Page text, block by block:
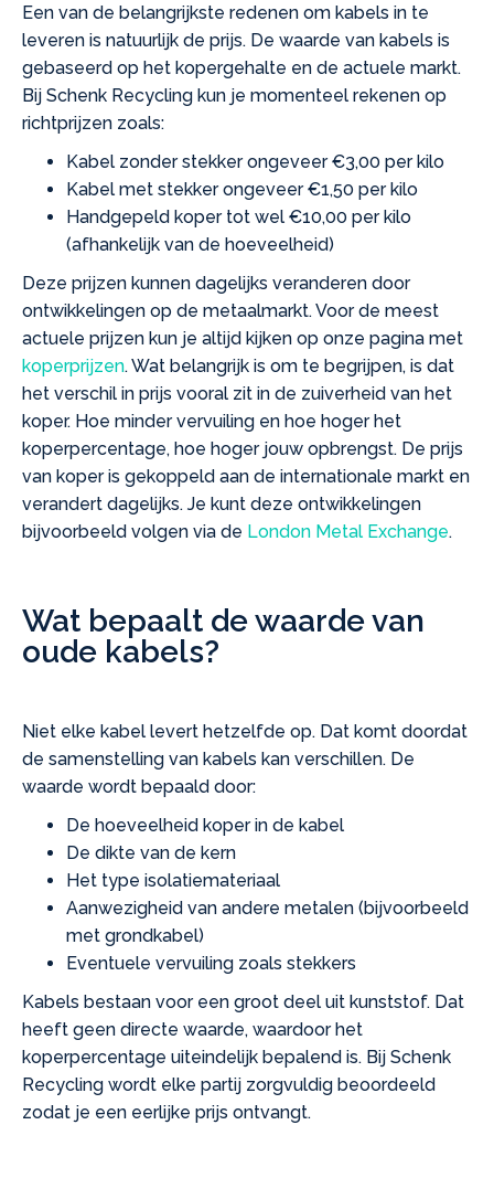
Een van de belangrijkste redenen om kabels in te
leveren is natuurlijk de prijs. De waarde van kabels is
gebaseerd op het kopergehalte en de actuele markt.
Bij Schenk Recycling kun je momenteel rekenen op
richtprijzen zoals:
Kabel zonder stekker ongeveer €3,00 per kilo
Kabel met stekker ongeveer €1,50 per kilo
Handgepeld koper tot wel €10,00 per kilo
(afhankelijk van de hoeveelheid)
Deze prijzen kunnen dagelijks veranderen door
ontwikkelingen op de metaalmarkt. Voor de meest
actuele prijzen kun je altijd kijken op onze pagina met
koperprijzen. Wat belangrijk is om te begrijpen, is dat
het verschil in prijs vooral zit in de zuiverheid van het
koper. Hoe minder vervuiling en hoe hoger het
koperpercentage, hoe hoger jouw opbrengst. De prijs
van koper is gekoppeld aan de internationale markt en
verandert dagelijks. Je kunt deze ontwikkelingen
bijvoorbeeld volgen via de London Metal Exchange.
Wat bepaalt de waarde van
oude kabels?
Niet elke kabel levert hetzelfde op. Dat komt doordat
de samenstelling van kabels kan verschillen. De
waarde wordt bepaald door:
De hoeveelheid koper in de kabel
De dikte van de kern
Het type isolatiemateriaal
Aanwezigheid van andere metalen (bijvoorbeeld
met grondkabel)
Eventuele vervuiling zoals stekkers
Kabels bestaan voor een groot deel uit kunststof. Dat
heeft geen directe waarde, waardoor het
koperpercentage uiteindelijk bepalend is. Bij Schenk
Recycling wordt elke partij zorgvuldig beoordeeld
zodat je een eerlijke prijs ontvangt.